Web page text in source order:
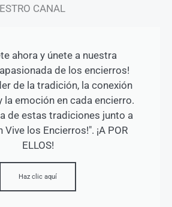
CANAL
ahora y únete a nuestra
de los encierros!
de la tradición, la conexión
la emoción en cada encierro.
de estas tradiciones junto a
los Encierros!". ¡A POR
ELLOS!
Haz clic aquí